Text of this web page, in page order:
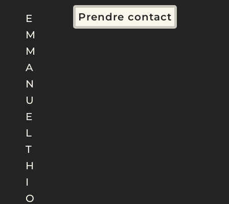
E
M
M
A
N
U
E
L
T
H
I
O
Prendre contact